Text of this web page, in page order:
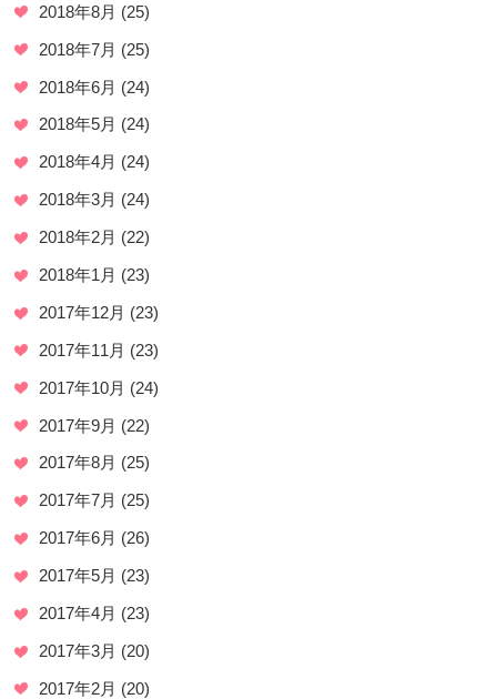
2018年8月 (25)
2018年7月 (25)
2018年6月 (24)
2018年5月 (24)
2018年4月 (24)
2018年3月 (24)
2018年2月 (22)
2018年1月 (23)
2017年12月 (23)
2017年11月 (23)
2017年10月 (24)
2017年9月 (22)
2017年8月 (25)
2017年7月 (25)
2017年6月 (26)
2017年5月 (23)
2017年4月 (23)
2017年3月 (20)
2017年2月 (20)